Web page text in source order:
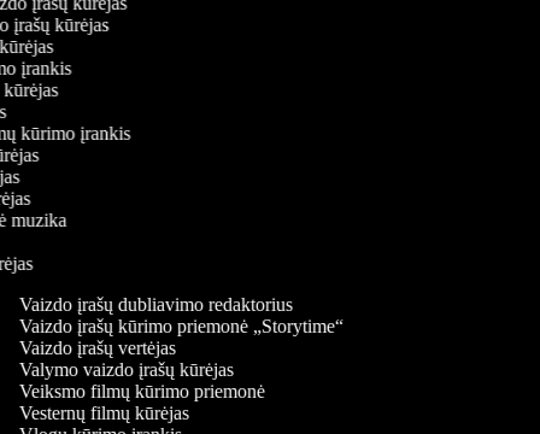
įrašų kūrėjas
įrankis
kūrėjas
kūrimo įrankis
muzika
Vaizdo įrašų dubliavimo redaktorius
Vaizdo įrašų kūrimo priemonė „Storytime“
Vaizdo įrašų vertėjas
Valymo vaizdo įrašų kūrėjas
Veiksmo filmų kūrimo priemonė
Vesternų filmų kūrėjas